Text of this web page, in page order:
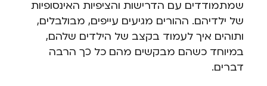
שמתמודדים עם הדרישות והציפיות האינסופיות
של ילדיהם. ההורים מגיעים עייפים, מבולבלים,
ותוהים איך לעמוד בקצב של הילדים שלהם,
במיוחד כשהם מבקשים מהם כל כך הרבה
דברים.